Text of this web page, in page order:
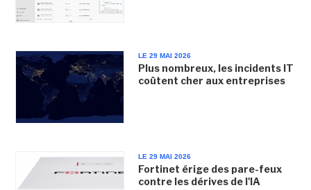
LE 29 MAI 2026
Plus nombreux, les incidents IT
coûtent cher aux entreprises
LE 29 MAI 2026
Fortinet érige des pare-feux
contre les dérives de l'IA